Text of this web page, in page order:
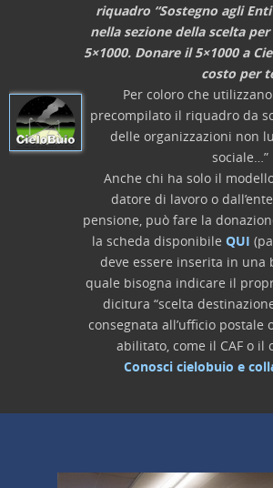
riquadro “Sostegno agli
nella sezione della scelta
5×1000. Donare il 5×1000 a
costo per
Per coloro che
precompilato il riquadro da
delle organizzazioni non
sociale…”
Anche chi ha solo il
datore di lavoro o
pensione, può fare la
la scheda disponibile QUI
deve essere inserita in una
quale bisogna indicare il
dicitura “scelta
consegnata all’ufficio
abilitato, come il CAF o il
Conosci cielobuio e